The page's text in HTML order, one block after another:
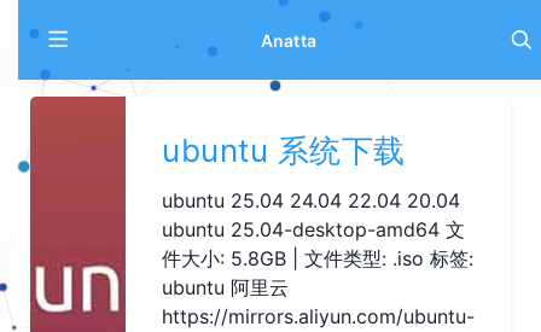
Anatta
ubuntu 系统下载
ubuntu 25.04 24.04 22.04 20.04
ubuntu 25.04-desktop-amd64 文
件大小: 5.8GB | 文件类型: .iso 标签:
ubuntu 阿里云
https://mirrors.aliyun.com/ubuntu-